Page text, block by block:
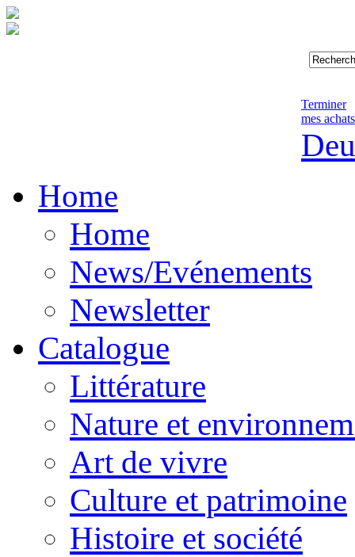
Terminer
mes
Home
Home
News/Evénements
Newsletter
Catalogue
Littérature
Nature et
Art de vivre
Culture et patrimoine
Histoire et société